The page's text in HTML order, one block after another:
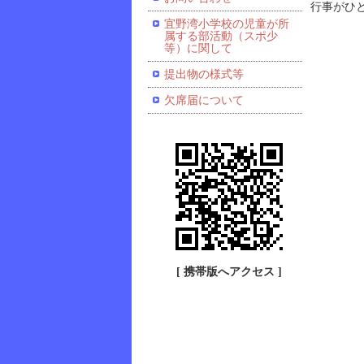
行事がひ
宜野湾小学校の児童が所
属する部活動（スポ少
等）に関して
提出物の様式等
欠席届について
[ 携帯版へアクセス ]